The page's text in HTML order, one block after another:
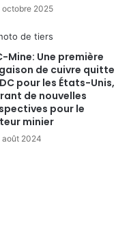
octobre 2025
Mine: Une première
de cuivre quitte
pour les États-Unis,
de nouvelles
pour le
minier
août 2024